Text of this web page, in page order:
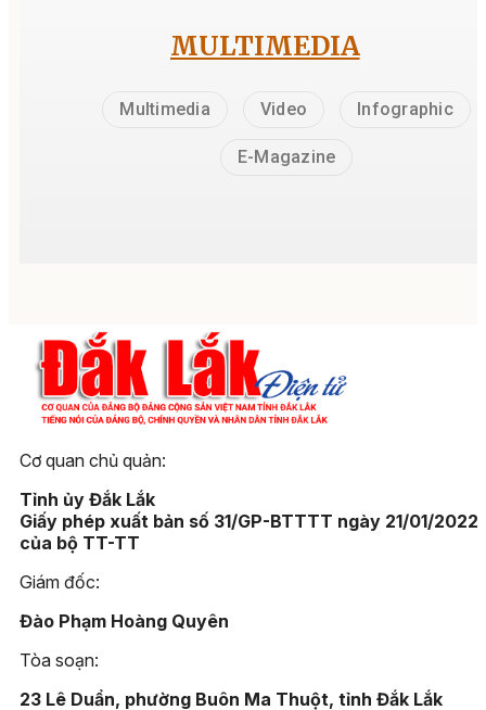
MULTIMEDIA
Multimedia Video Infographic
E-Magazine
Cơ quan chủ quản:
Tỉnh ủy Đắk Lắk
Giấy phép xuất bản số 31/GP-BTTTT ngày 21/01/2022
của bộ TT-TT
Giám đốc:
Đào Phạm Hoàng Quyên
Tòa soạn:
23 Lê Duẩn, phường Buôn Ma Thuột, tỉnh Đắk Lắk